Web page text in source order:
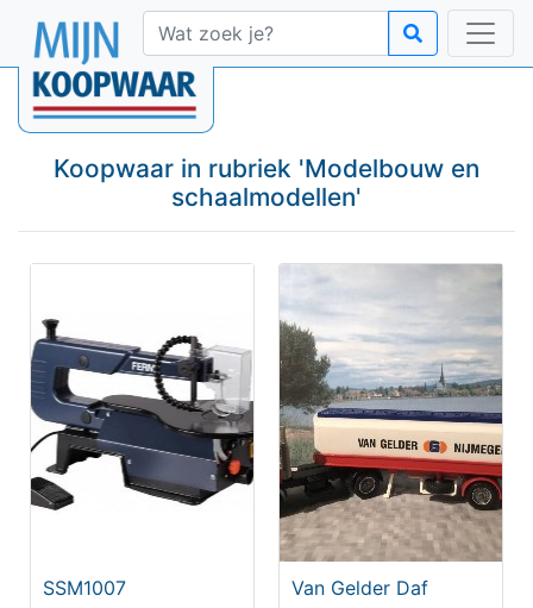
Koopwaar in rubriek 'Modelbouw en
schaalmodellen'
SSM1007
Van Gelder Daf